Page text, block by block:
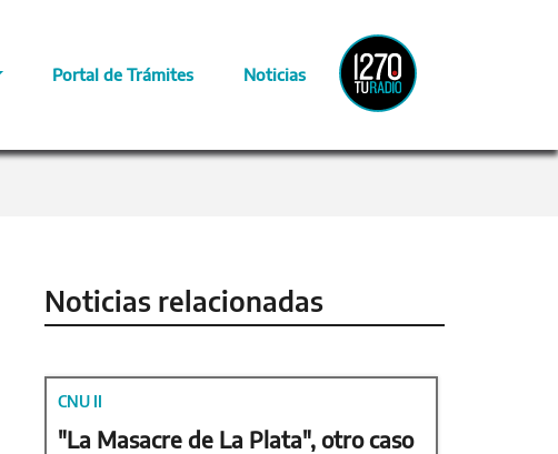
Portal de Trámites Noticias
Radio
Provincia
Noticias relacionadas
CNU II
"La Masacre de La Plata", otro caso